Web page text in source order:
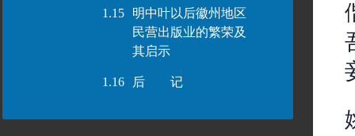
1.15
明中叶以后徽州地区
民营出版业的繁荣及
其启示
1.16 后 记